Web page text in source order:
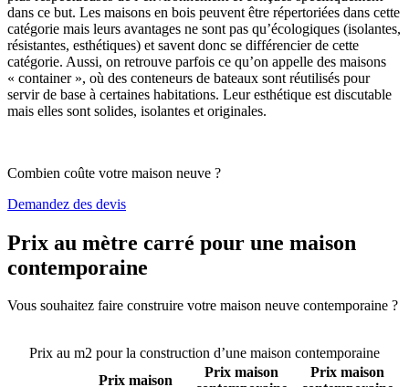
dans ce but. Les maisons en bois peuvent être répertoriées dans cette
catégorie mais leurs avantages ne sont pas qu’écologiques (isolantes,
résistantes, esthétiques) et savent donc se différencier de cette
catégorie. Aussi, on retrouve parfois ce qu’on appelle des maisons
« container », où des conteneurs de bateaux sont réutilisés pour
servir de base à certaines habitations. Leur esthétique est discutable
mais elles sont solides, isolantes et originales.
Combien coûte votre maison neuve ?
Demandez des devis
Prix au mètre carré pour une maison
contemporaine
Vous souhaitez faire construire votre maison neuve contemporaine ?
Prix au m2 pour la construction d’une maison contemporaine
Prix maison
Prix maison
Prix maison